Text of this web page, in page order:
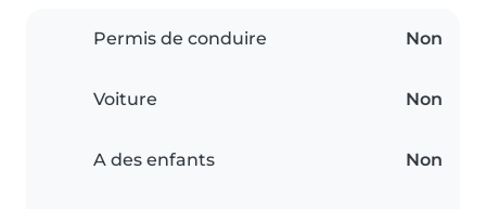
Permis de conduire Non
Voiture Non
A des enfants Non